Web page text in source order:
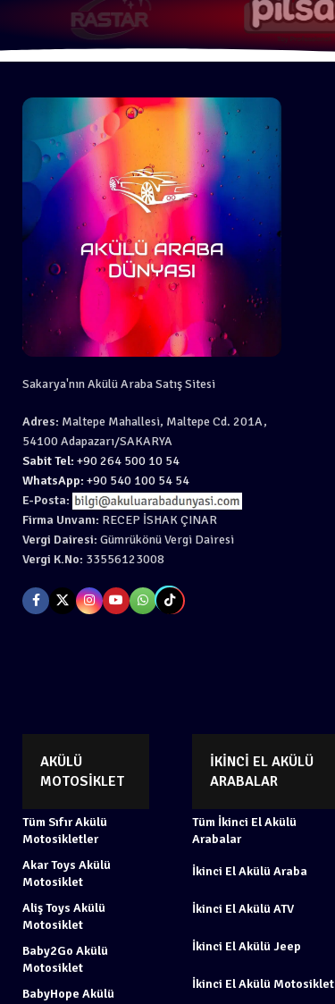
Sakarya'nın Akülü Araba Satış Sitesi
Adres: Maltepe Mahallesi, Maltepe Cd. 201A,
54100 Adapazarı/SAKARYA
Sabit Tel: +90 264 500 10 54
WhatsApp: +90 540 100 54 54
E-Posta:
Firma Unvanı: RECEP İSHAK ÇINAR
Vergi Dairesi: Gümrükönü Vergi Dairesi
Vergi K.No: 33556123008
AKÜLÜ
MOTOSIKLET
Tüm Sıfır Akülü
Motosikletler
Akar Toys Akülü
Motosiklet
Aliş Toys Akülü
Motosiklet
Baby2Go Akülü
Motosiklet
BabyHope Akülü
İKINCI EL AKÜLÜ
ARABALAR
Tüm İkinci El Akülü
Arabalar
İkinci El Akülü Araba
İkinci El Akülü ATV
İkinci El Akülü Jeep
İkinci El Akülü Motosiklet